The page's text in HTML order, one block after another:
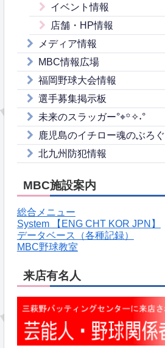
イベント情報
店舗・HP情報
メディア情報
MBC情報広場
福岡野球大会情報
選手募集掲示板
未来のスラッガー°⌖꙳✧˖°
鹿児島のイチロー魂のぶろぐ
北九州防犯情報
MBC施設案内
総合メニュー
System 【ENG CHT KOR JPN】
データベース（各種記録）
MBC野球教室
来店有名人